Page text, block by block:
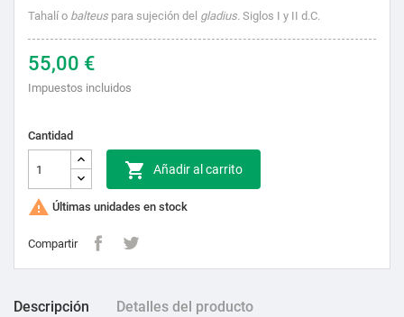
Tahalí o balteus para sujeción del gladius. Siglos I y II d.C.
55,00 €
Impuestos incluidos
Cantidad
 Añadir al carrito
 Últimas unidades en stock
Compartir
Descripción Detalles del producto